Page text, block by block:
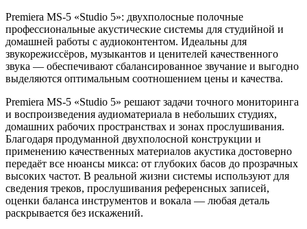
Premiera MS-5 «Studio 5»: двухполосные полочные
профессиональные акустические системы для студийной и
домашней работы с аудиоконтентом. Идеальны для
звукорежиссёров, музыкантов и ценителей качественного
звука — обеспечивают сбалансированное звучание и выгодно
выделяются оптимальным соотношением цены и качества.
Premiera MS-5 «Studio 5» решают задачи точного мониторинга
и воспроизведения аудиоматериала в небольших студиях,
домашних рабочих пространствах и зонах прослушивания.
Благодаря продуманной двухполосной конструкции и
применению качественных материалов акустика достоверно
передаёт все нюансы микса: от глубоких басов до прозрачных
высоких частот. В реальной жизни системы используют для
сведения треков, прослушивания референсных записей,
оценки баланса инструментов и вокала — любая деталь
раскрывается без искажений.